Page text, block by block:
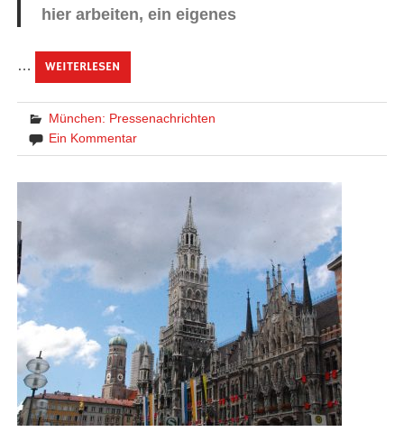
hier arbeiten, ein eigenes
… WEITERLESEN
München: Pressenachrichten
Ein Kommentar